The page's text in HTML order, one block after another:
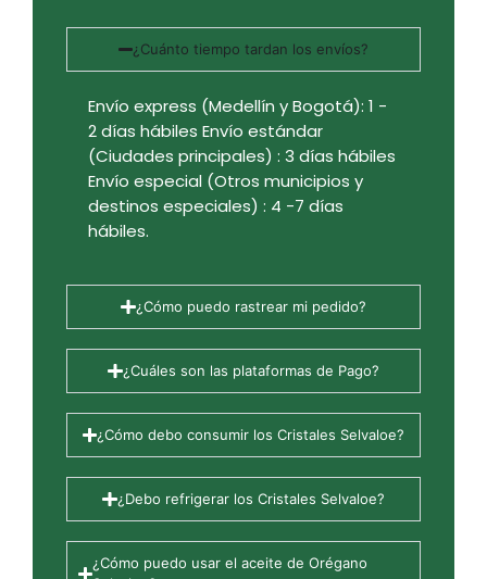
¿Cuánto tiempo tardan los envíos?
Envío express (Medellín y Bogotá): 1 -
2 días hábiles Envío estándar
(Ciudades principales) : 3 días hábiles
Envío especial (Otros municipios y
destinos especiales) : 4 -7 días
hábiles.
¿Cómo puedo rastrear mi pedido?
¿Cuáles son las plataformas de Pago?
¿Cómo debo consumir los Cristales Selvaloe?
¿Debo refrigerar los Cristales Selvaloe?
¿Cómo puedo usar el aceite de Orégano